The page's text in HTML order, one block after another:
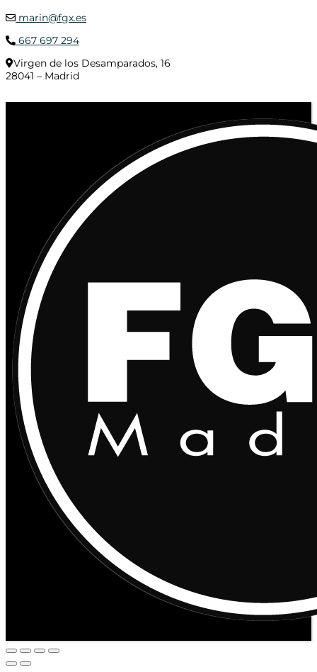
marin@fgx.es
667 697 294
Virgen de los Desamparados, 16
28041 – Madrid